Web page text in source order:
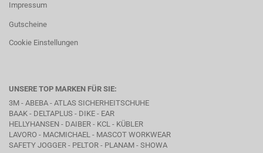
Impressum
Gutscheine
Cookie Einstellungen
UNSERE TOP MARKEN FÜR SIE:
3M - ABEBA - ATLAS SICHERHEITSCHUHE
BAAK - DELTAPLUS - DIKE - EAR
HELLYHANSEN - DAIBER - KCL - KÜBLER
LAVORO - MACMICHAEL - MASCOT WORKWEAR
SAFETY JOGGER - PELTOR - PLANAM - SHOWA